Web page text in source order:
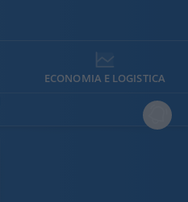
ECONOMIA E LOGISTICA